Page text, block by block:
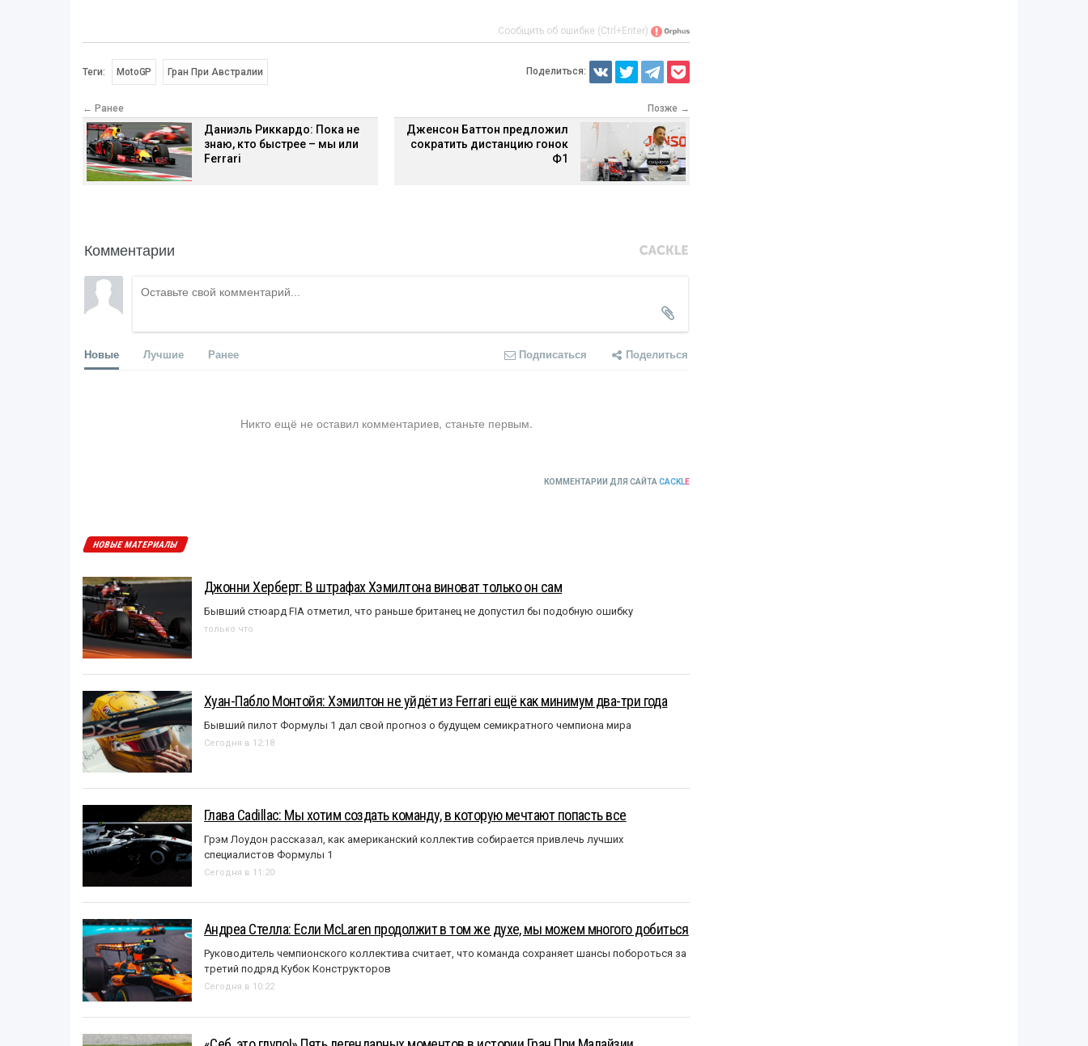
Сообщить об ошибке (Ctrl+Enter)
Теги: MotoGP Гран При Австралии Поделиться:
← Ранее
Даниэль Риккардо: Пока не
знаю, кто быстрее – мы или
Ferrari
Позже →
Дженсон Баттон предложил
сократить дистанцию гонок
Ф1
Комментарии
Новые Лучшие Ранее Подписаться Поделиться
Никто ещё не оставил комментариев, станьте первым.
КОММЕНТАРИИ ДЛЯ САЙТА CACKLE
НОВЫЕ МАТЕРИАЛЫ
Джонни Херберт: В штрафах Хэмилтона виноват только он сам
Бывший стюард FIA отметил, что раньше британец не допустил бы подобную ошибку
только что
Хуан-Пабло Монтойя: Хэмилтон не уйдёт из Ferrari ещё как минимум два-три года
Бывший пилот Формулы 1 дал свой прогноз о будущем семикратного чемпиона мира
Сегодня в 12:18
Глава Cadillac: Мы хотим создать команду, в которую мечтают попасть все
Грэм Лоудон рассказал, как американский коллектив собирается привлечь лучших
специалистов Формулы 1
Сегодня в 11:20
Андреа Стелла: Если McLaren продолжит в том же духе, мы можем многого добиться
Руководитель чемпионского коллектива считает, что команда сохраняет шансы побороться за
третий подряд Кубок Конструкторов
Сегодня в 10:22